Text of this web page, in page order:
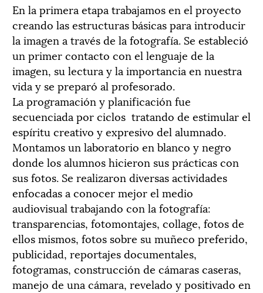
En la primera etapa trabajamos en el proyecto
creando las estructuras básicas para introducir
la imagen a través de la fotografía. Se estableció
un primer contacto con el lenguaje de la
imagen, su lectura y la importancia en nuestra
vida y se preparó al profesorado.
La programación y planificación fue
secuenciada por ciclos tratando de estimular el
espíritu creativo y expresivo del alumnado.
Montamos un laboratorio en blanco y negro
donde los alumnos hicieron sus prácticas con
sus fotos. Se realizaron diversas actividades
enfocadas a conocer mejor el medio
audiovisual trabajando con la fotografía:
transparencias, fotomontajes, collage, fotos de
ellos mismos, fotos sobre su muñeco preferido,
publicidad, reportajes documentales,
fotogramas, construcción de cámaras caseras,
manejo de una cámara, revelado y positivado en